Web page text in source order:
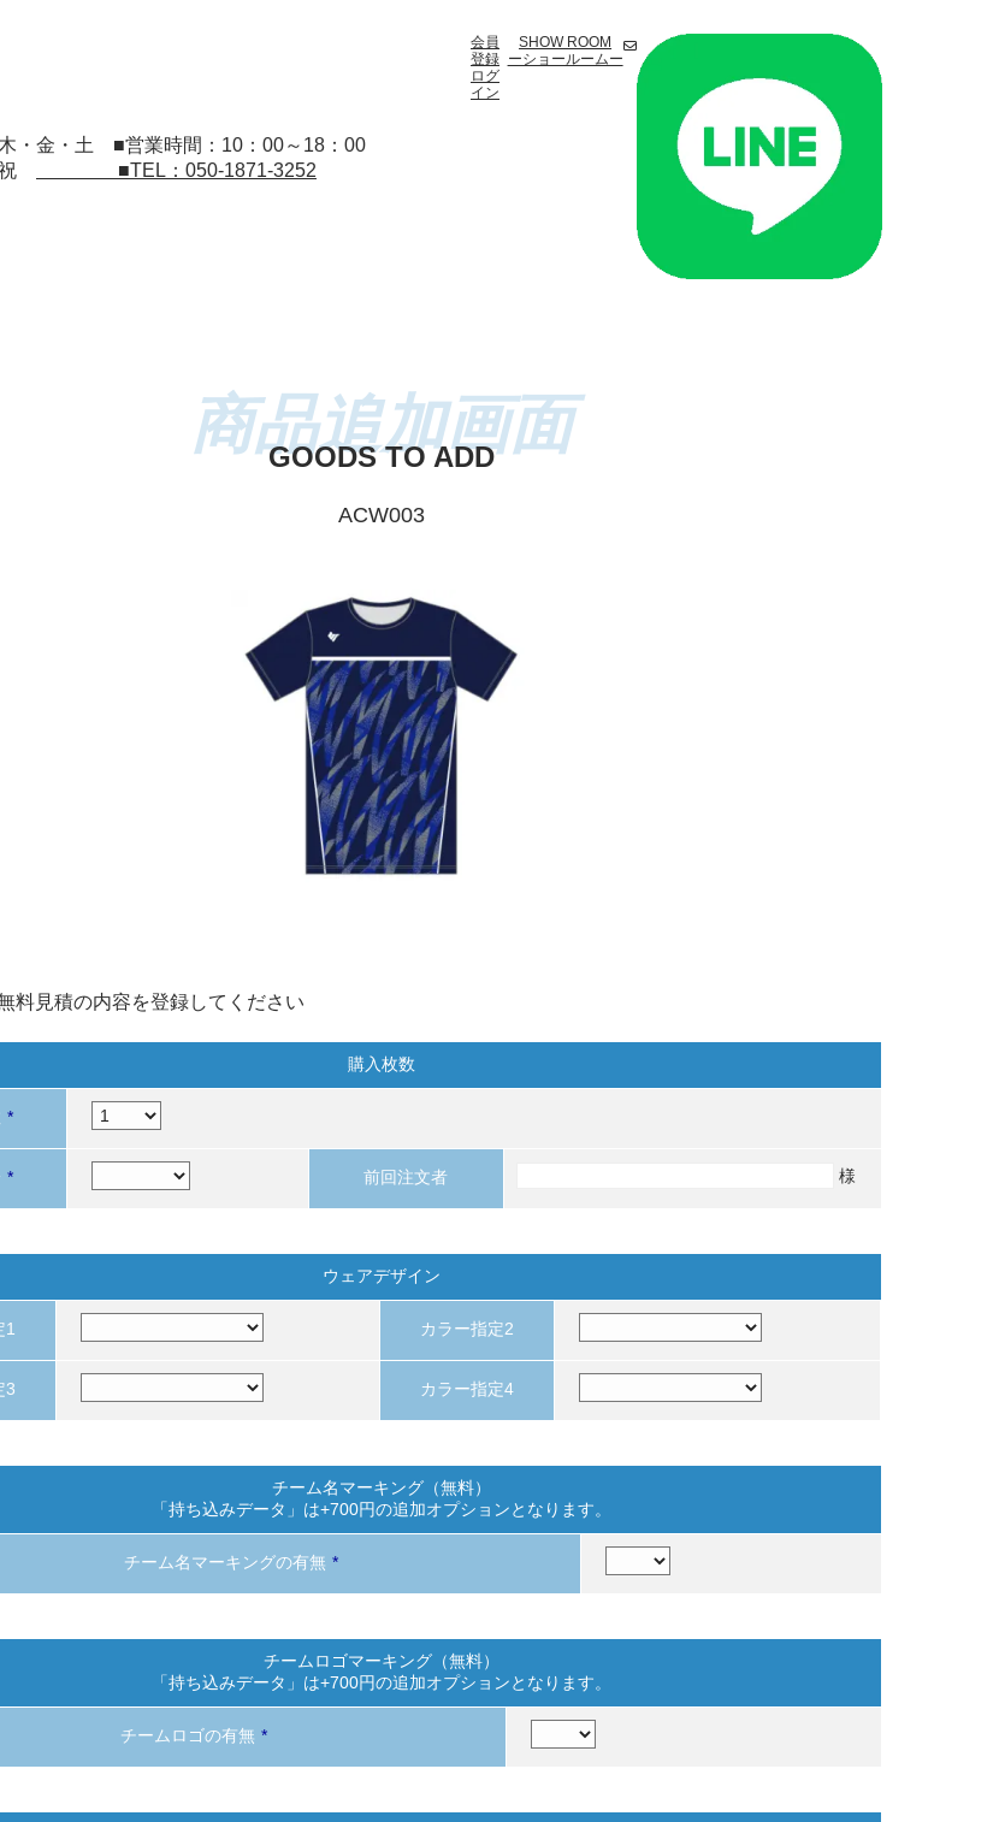
・金・土 ■営業時間：10：00～18：00
祝
■TEL：050-1871-3252
会員
登録
ログ
イン
SHOW ROOM
ーショールームー
GOODS TO ADD
ACW003
料見積の内容を登録してください
購入枚数
*
* 前回注文者 様
ウェアデザイン
1 カラー指定2
3 カラー指定4
チーム名マーキング（無料）
「持ち込みデータ」は+700円の追加オプションとなります。
チーム名マーキングの有無 *
チームロゴマーキング（無料）
「持ち込みデータ」は+700円の追加オプションとなります。
チームロゴの有無 *